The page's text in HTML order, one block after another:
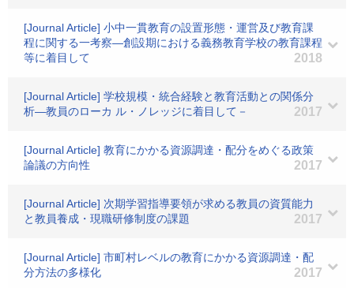
[Journal Article] 小中一貫教育の設置形態・運営及び教育課
程に関する一考察―創設期における義務教育学校の教育課程
等に着目して
2018
[Journal Article] 学校規模・統合経験と教育活動との関係分
析―教員のローカ ル・ノレッジに着目して－
2017
[Journal Article] 教育にかかる資源調達・配分をめぐる政策
論議の方向性
2017
[Journal Article] 次期学習指導要領が求める教員の資質能力
と教員養成・現職研修制度の課題
2017
[Journal Article] 市町村レベルの教育にかかる資源調達・配
分方法の多様化
2017